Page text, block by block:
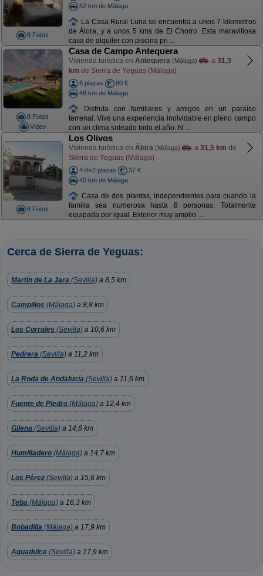
8 Fotos
52 km de Málaga
La Casa Rural Luna se encuentra a unos 7 kilometros
de Álora, y a unos 5 kms de El Chorro. Esta maravillosa
casa de alquiler con piscina pri ...
8 Fotos
Video
Casa de Campo Antequera
Vivienda turística en Antequera (Málaga) a 31,3
km de Sierra de Yeguas (Málaga)
6 plazas
80 €
48 km de Málaga
Disfruta con familiares y amigos en un paraíso
terrenal. Vive una experiencia inolvidable en pleno campo
con un clima soleado todo el año. N ...
8 Fotos
Los Olivos
Vivienda turística en Álora (Málaga) a 31,5 km de
Sierra de Yeguas (Málaga)
4-8+2 plazas
37 €
40 km de Málaga
Casa de dos plantas, independientes para cuando la
familia sea numerosa hasta 8 personas. Totalmente
equipada por igual. Exterior muy amplio ...
Cerca de Sierra de Yeguas:
Martín de La Jara (Sevilla) a 8,5 km
Campillos (Málaga) a 8,8 km
Los Corrales (Sevilla) a 10,6 km
Pedrera (Sevilla) a 11,2 km
La Roda de Andalucía (Sevilla) a 11,6 km
Fuente de Piedra (Málaga) a 12,4 km
Gilena (Sevilla) a 14,6 km
Humilladero (Málaga) a 14,7 km
Los Pérez (Sevilla) a 15,6 km
Teba (Málaga) a 16,3 km
Bobadilla (Málaga) a 17,9 km
Aguadulce (Sevilla) a 17,9 km